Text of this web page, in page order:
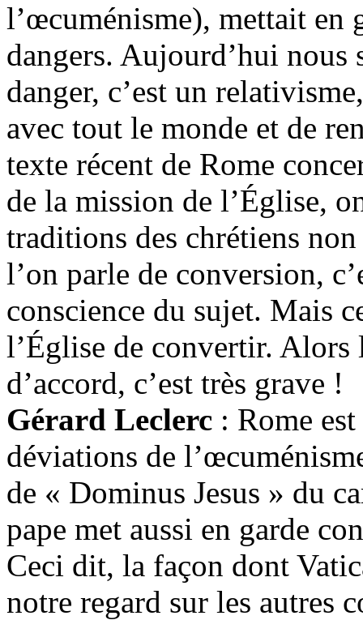
l’œcuménisme), mettait en
dangers. Aujourd’hui nous
danger, c’est un
avec tout le monde et de
texte récent de Rome
de la mission de l’Église,
traditions des chrétiens
l’on parle de conversion,
conscience du sujet. Mais
l’Église de convertir. Alors
d’accord, c’est très grave !
Gérard Leclerc : Rome
déviations de
de « Dominus Jesus » du
pape met aussi en garde
Ceci dit, la façon dont
notre regard sur les autres